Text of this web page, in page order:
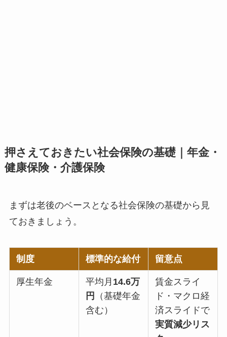
押さえておきたい社会保険の基礎｜年金・
健康保険・介護保険
まずは老後のベースとなる社会保険の基礎から見
ておきましょう。
制度 標準的な給付 留意点
厚生年金 平均月 14.6万
円
（基礎年金
含む）
賃金スライ
ド・マクロ経
済スライドで
実質減少リス